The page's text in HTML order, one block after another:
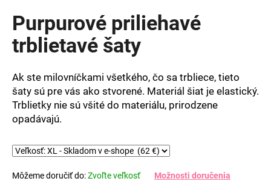
produktu
je
0,0
z
hviezdičiek.
Purpurové priliehavé
trblietavé šaty
Ak ste milovníčkami všetkého, čo sa trbliece, tieto
šaty sú pre vás ako stvorené. Materiál šiat je elastický.
Trblietky nie sú všité do materiálu, prirodzene
opadávajú.
Môžeme doručiť do:Zvoľte veľkosť Možnosti doručenia